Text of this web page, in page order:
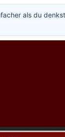
als du